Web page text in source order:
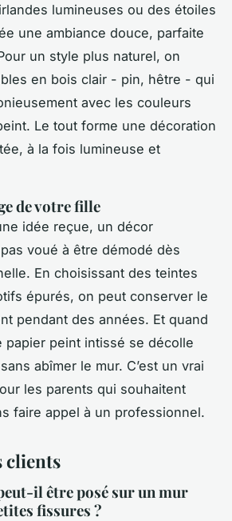
lumineuses ou des étoiles
une ambiance douce, parfaite
un style plus naturel, on
en bois clair - pin, hêtre - qui
avec les couleurs
Le tout forme une décoration
à la fois lumineuse et
de votre fille
idée reçue, un décor
pas voué à être démodé dès
En choisissant des teintes
épurés, on peut conserver le
pendant des années. Et quand
papier peint intissé se décolle
abîmer le mur. C’est un vrai
les parents qui souhaitent
faire appel à un professionnel.
clients
il être posé sur un mur
fissures ?